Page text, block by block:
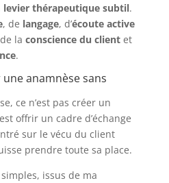
levier thérapeutique subtil.
, de langage, d’écoute active
la conscience du clientet
.
anamnèse sans
ce n’est pas créer un
offrir un cadre d’échange
sur le vécu du client
prendre toute sa place.
issus de ma